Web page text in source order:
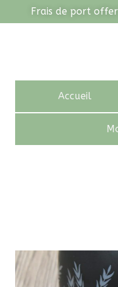
Frais de port
Accueil